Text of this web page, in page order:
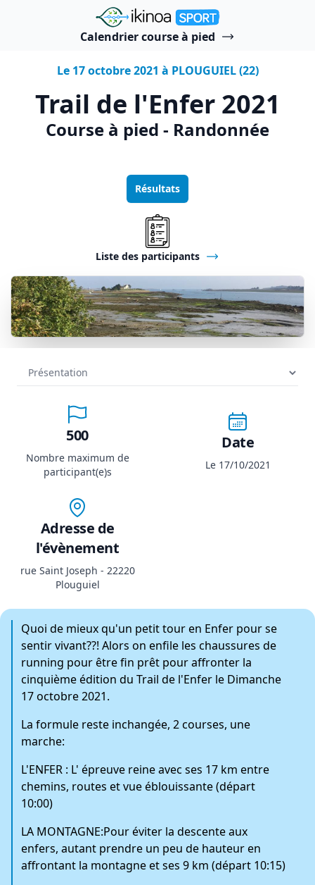
"Ikinoa Sport"
Calendrier course à pied
Le 17 octobre 2021 à PLOUGUIEL (22)
Trail de l'Enfer 2021
Course à pied - Randonnée
Résultats
Liste des participants
500
Nombre maximum de
participant(e)s
Date
Le 17/10/2021
Adresse de
l'évènement
rue Saint Joseph - 22220
Plouguiel
Quoi de mieux qu'un petit tour en Enfer pour se
sentir vivant??! Alors on enfile les chaussures de
running pour être fin prêt pour affronter la
cinquième édition du Trail de l'Enfer le Dimanche
17 octobre 2021.
La formule reste inchangée, 2 courses, une
marche:
L'ENFER : L' épreuve reine avec ses 17 km entre
chemins, routes et vue éblouissante (départ
10:00)
LA MONTAGNE:Pour éviter la descente aux
enfers, autant prendre un peu de hauteur en
affrontant la montagne et ses 9 km (départ 10:15)